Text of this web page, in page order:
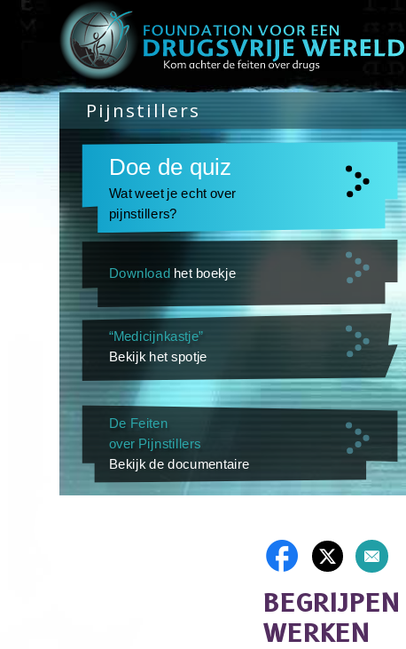
Pijnstillers
Doe de quiz
Wat weet je echt over
pijnstillers?
Download het boekje
“Medicijnkastje”
Bekijk het spotje
De Feiten
over Pijnstillers
Bekijk de documentaire
WERKEN